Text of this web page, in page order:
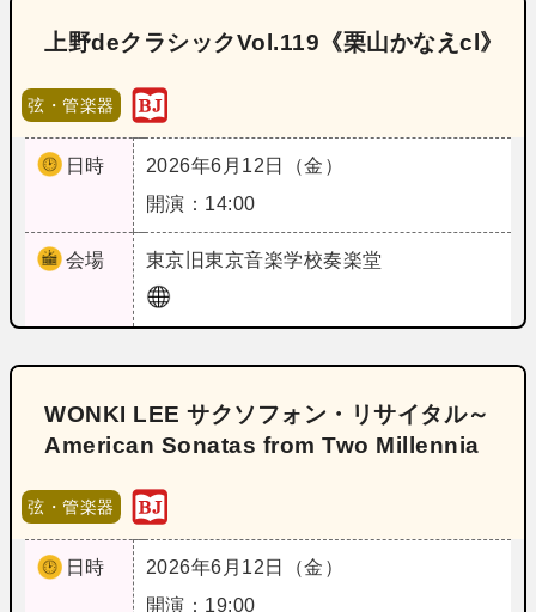
上野deクラシックVol.119《栗山かなえcl》
弦・管楽器
日時
2026年6月12日（金）
開演：14:00
会場 東京 旧東京音楽学校奏楽堂
WONKI LEE サクソフォン・リサイタル～
American Sonatas from Two Millennia
弦・管楽器
日時
2026年6月12日（金）
開演：19:00